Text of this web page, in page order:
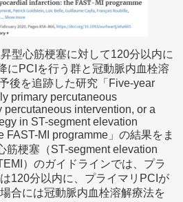
型心筋梗塞に対して120分以内に
にPCIを行う群と冠動脈内血栓溶
後を追跡した研究「Five-year
primary percutaneous
percutaneous intervention, or a
in ST-segment elevation
FAST-MI programme」の結果をま
筋梗塞（ST-segment elevation
）のガイドラインでは、プラ
120分以内に、プライマリPCIが
合には冠動脈内血栓溶解療法を